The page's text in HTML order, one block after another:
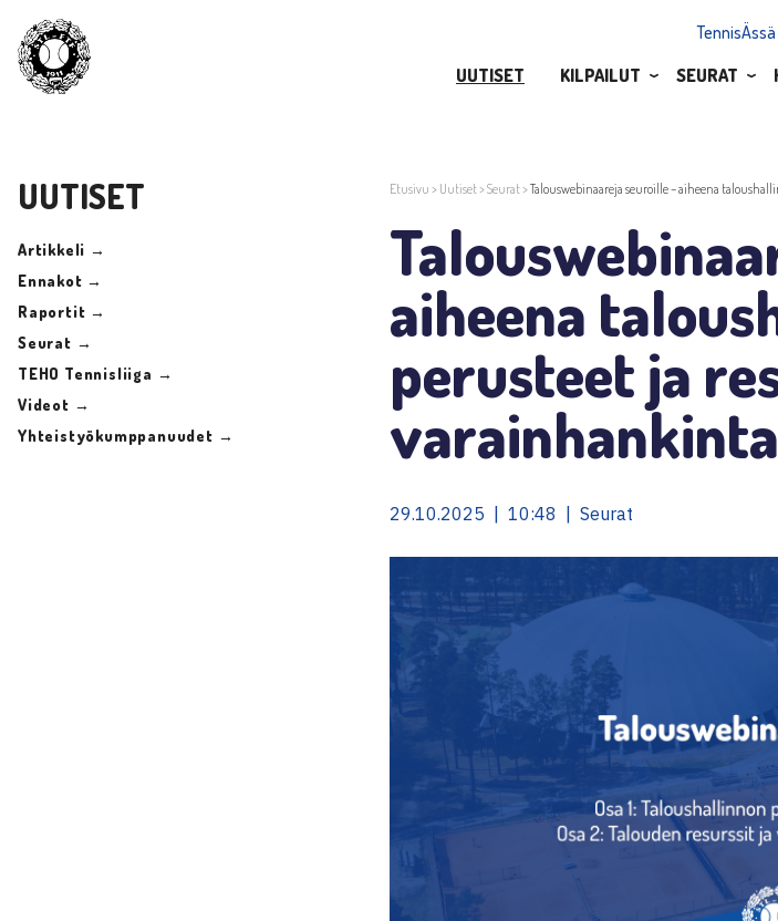
TennisÄssä
UUTISET
KILPAILUT SEURAT
UUTISET
Artikkeli →
Ennakot →
Raportit →
Seurat →
TEHO Tennisliiga →
Videot →
Yhteistyökumppanuudet →
Etusivu > Uutiset>Seurat>Talouswebinaareja seuroille – aiheena
aiheena
perusteet ja
varainhankinta
29.10.2025 | 10:48 | Seurat